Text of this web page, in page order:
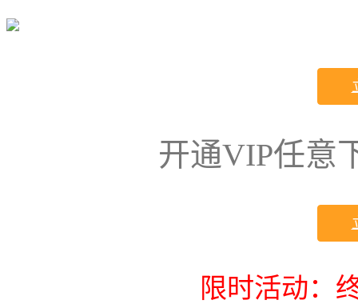
开通VIP任意
限时活动：